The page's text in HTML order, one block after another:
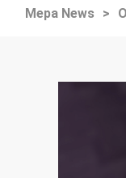
Mepa News >